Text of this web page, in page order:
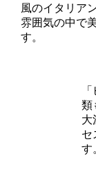
風のイタリア
雰囲気の中で
す。
類
大
セ
す